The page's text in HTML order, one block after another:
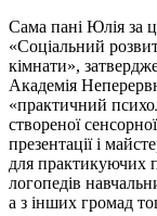
Сама пані Юлія за
«Соціальний
кімнати»,
Академія
«практичний
створеної
презентації і
для практикуючих
логопедів
а з інших громад